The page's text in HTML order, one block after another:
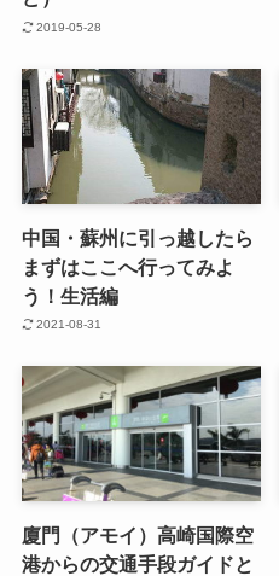
2019-05-28
中国・蘇州に引っ越したら
まずはここへ行ってみよ
う！生活編
2021-08-31
廈門（アモイ）高崎国際空
港からの交通手段ガイドと